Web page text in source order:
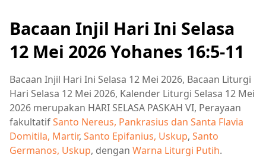
Bacaan Injil Hari Ini Selasa
12 Mei 2026 Yohanes 16:5-11
Bacaan Injil Hari Ini Selasa 12 Mei 2026, Bacaan Liturgi
Hari Selasa 12 Mei 2026, Kalender Liturgi Selasa 12 Mei
2026 merupakan HARI SELASA PASKAH VI, Perayaan
fakultatifSanto Nereus, Pankrasius dan Santa Flavia
Domitila, Martir, Santo Epifanius, Uskup, Santo
Germanos, Uskup, dengan Warna Liturgi Putih.